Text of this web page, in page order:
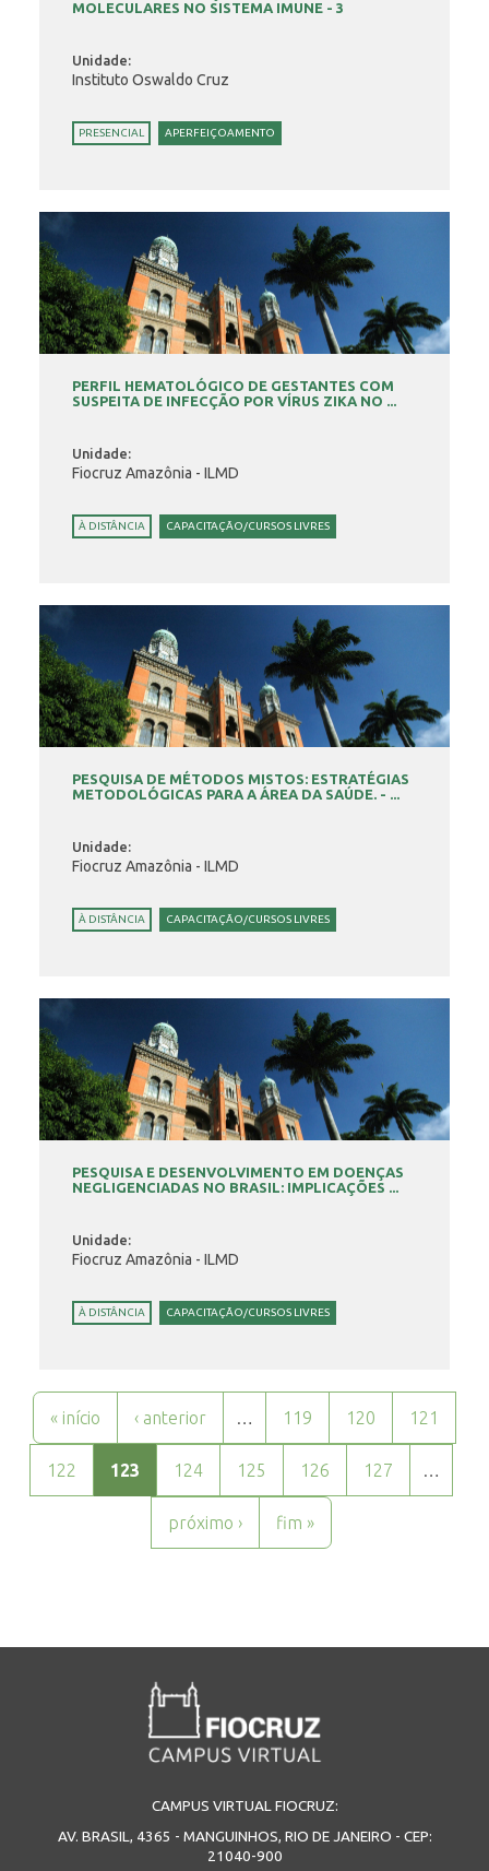
MOLECULARES NO SISTEMA IMUNE - 3
Unidade:
Instituto Oswaldo Cruz
PRESENCIAL APERFEIÇOAMENTO
PERFIL HEMATOLÓGICO DE GESTANTES COM
SUSPEITA DE INFECÇÃO POR VÍRUS ZIKA NO ...
Unidade:
Fiocruz Amazônia - ILMD
À DISTÂNCIA CAPACITAÇÃO/CURSOS LIVRES
PESQUISA DE MÉTODOS MISTOS: ESTRATÉGIAS
METODOLÓGICAS PARA A ÁREA DA SAÚDE. - ...
Unidade:
Fiocruz Amazônia - ILMD
À DISTÂNCIA CAPACITAÇÃO/CURSOS LIVRES
PESQUISA E DESENVOLVIMENTO EM DOENÇAS
NEGLIGENCIADAS NO BRASIL: IMPLICAÇÕES ...
Unidade:
Fiocruz Amazônia - ILMD
À DISTÂNCIA CAPACITAÇÃO/CURSOS LIVRES
Páginas
« início ‹ anterior … 119 120 121
122 123 124 125 126 127 …
próximo › fim »
CAMPUS VIRTUAL FIOCRUZ:
AV. BRASIL, 4365 - MANGUINHOS, RIO DE JANEIRO - CEP:
21040-900